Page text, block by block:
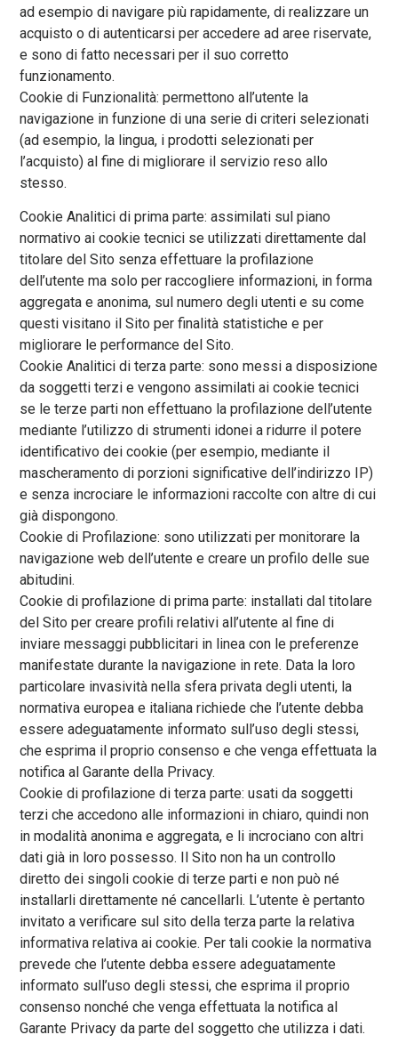
ad esempio di navigare più rapidamente, di realizzare un
acquisto o di autenticarsi per accedere ad aree riservate,
e sono di fatto necessari per il suo corretto
funzionamento.
Cookie di Funzionalità: permettono all’utente la
navigazione in funzione di una serie di criteri selezionati
(ad esempio, la lingua, i prodotti selezionati per
l’acquisto) al fine di migliorare il servizio reso allo
stesso.
Cookie Analitici di prima parte: assimilati sul piano
normativo ai cookie tecnici se utilizzati direttamente dal
titolare del Sito senza effettuare la profilazione
dell’utente ma solo per raccogliere informazioni, in forma
aggregata e anonima, sul numero degli utenti e su come
questi visitano il Sito per finalità statistiche e per
migliorare le performance del Sito.
Cookie Analitici di terza parte: sono messi a disposizione
da soggetti terzi e vengono assimilati ai cookie tecnici
se le terze parti non effettuano la profilazione dell’utente
mediante l’utilizzo di strumenti idonei a ridurre il potere
identificativo dei cookie (per esempio, mediante il
mascheramento di porzioni significative dell’indirizzo IP)
e senza incrociare le informazioni raccolte con altre di cui
già dispongono.
Cookie di Profilazione: sono utilizzati per monitorare la
navigazione web dell’utente e creare un profilo delle sue
abitudini.
Cookie di profilazione di prima parte: installati dal titolare
del Sito per creare profili relativi all’utente al fine di
inviare messaggi pubblicitari in linea con le preferenze
manifestate durante la navigazione in rete. Data la loro
particolare invasività nella sfera privata degli utenti, la
normativa europea e italiana richiede che l’utente debba
essere adeguatamente informato sull’uso degli stessi,
che esprima il proprio consenso e che venga effettuata la
notifica al Garante della Privacy.
Cookie di profilazione di terza parte: usati da soggetti
terzi che accedono alle informazioni in chiaro, quindi non
in modalità anonima e aggregata, e li incrociano con altri
dati già in loro possesso. Il Sito non ha un controllo
diretto dei singoli cookie di terze parti e non può né
installarli direttamente né cancellarli. L’utente è pertanto
invitato a verificare sul sito della terza parte la relativa
informativa relativa ai cookie. Per tali cookie la normativa
prevede che l’utente debba essere adeguatamente
informato sull’uso degli stessi, che esprima il proprio
consenso nonché che venga effettuata la notifica al
Garante Privacy da parte del soggetto che utilizza i dati.